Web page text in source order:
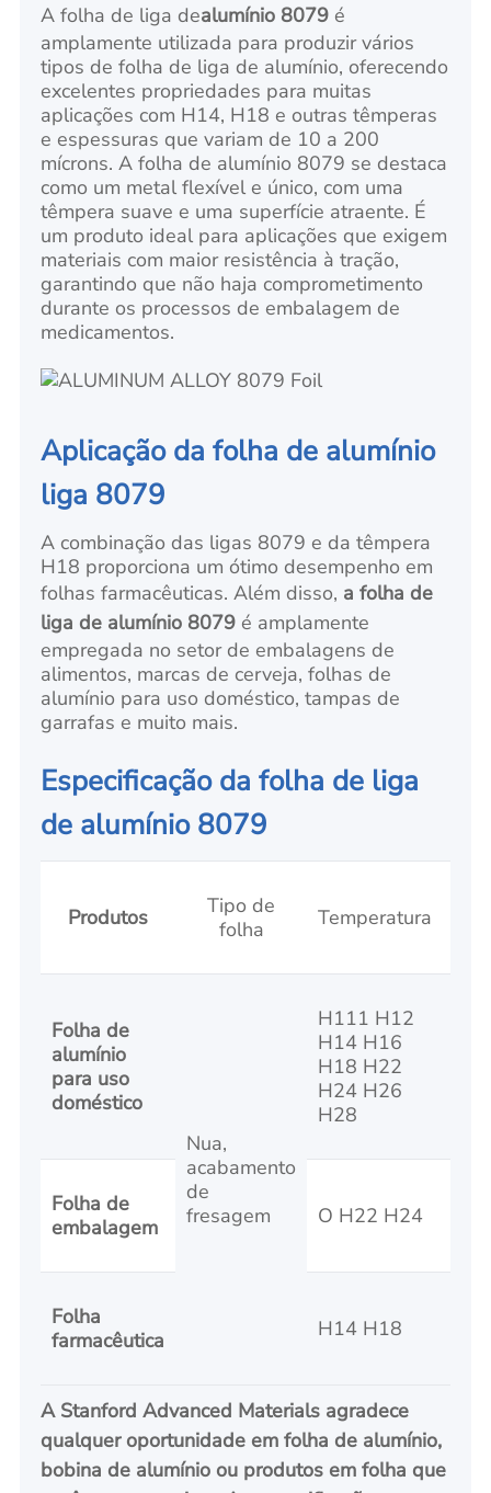
A folha de liga dealumínio 8079 é
amplamente utilizada para produzir vários
tipos de folha de liga de alumínio, oferecendo
excelentes propriedades para muitas
aplicações com H14, H18 e outras têmperas
e espessuras que variam de 10 a 200
mícrons. A folha de alumínio 8079 se destaca
como um metal flexível e único, com uma
têmpera suave e uma superfície atraente. É
um produto ideal para aplicações que exigem
materiais com maior resistência à tração,
garantindo que não haja comprometimento
durante os processos de embalagem de
medicamentos.
Aplicação da folha de alumínio
liga 8079
A combinação das ligas 8079 e da têmpera
H18 proporciona um ótimo desempenho em
folhas farmacêuticas. Além disso, a folha de
liga de alumínio 8079 é amplamente
empregada no setor de embalagens de
alimentos, marcas de cerveja, folhas de
alumínio para uso doméstico, tampas de
garrafas e muito mais.
Especificação da folha de liga
de alumínio 8079
Produtos
Tipo de
folha
Temperatura
Folha de
alumínio
para uso
doméstico
Nua,
acabamento
de
fresagem
H111 H12
H14 H16
H18 H22
H24 H26
H28
Folha de
embalagem
O H22 H24
Folha
farmacêutica
H14 H18
A Stanford Advanced Materials agradece
qualquer oportunidade em folha de alumínio,
bobina de alumínio ou produtos em folha que